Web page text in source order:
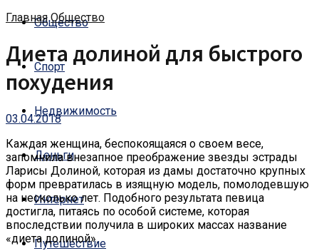
Общество
Спорт
Недвижимость
Деньги
Интернет
Путешествие
Главная Общество
Диета долиной для быстрого
похудения
03.04.2018
Каждая женщина, беспокоящаяся о своем весе,
запомнила внезапное преображение звезды эстрады
Ларисы Долиной, которая из дамы достаточно крупных
форм превратилась в изящную модель, помолодевшую
на несколько лет. Подобного результата певица
достигла, питаясь по особой системе, которая
впоследствии получила в широких массах название
«диета долиной».